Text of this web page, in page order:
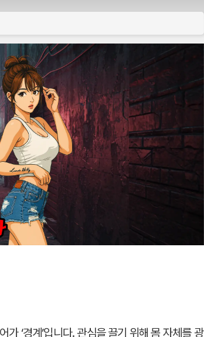
‘경계’입니다. 관심을 끌기 위해 몸 자체를 광